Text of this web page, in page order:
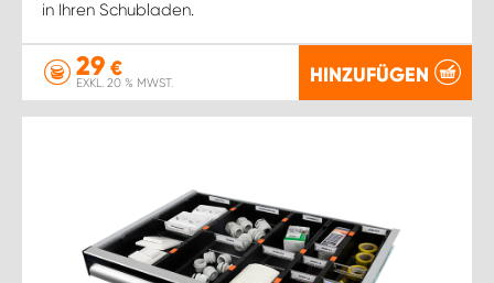
in Ihren Schubladen.
29 €
EXKL. 20 % MWST. HINZUFÜGEN